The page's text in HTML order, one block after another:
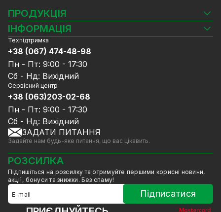
ПРОДУКЦІЯ
Камери відеоспостереження
Відеореєстратори
Комплекти відеоспостереження
СКУД
Джерела живлення
Мережеве обладнання
Ноутбуки та комп'ютери
Аксесуари
Акції
Знижені в ціні товари
GreenVision знижки
Мерч від GreenVision
Товари для дому
Товари зняті з виробництва
ІНФОРМАЦІЯ
Блог
Доставка та оплата
Гарантія та Сервісне обслуговування
Політика конфіденційності
Договір публічної оферти
Співпраця
Послуги
Калькулятор розрахунку обсягу HDD
Техпідтримка
+38 (067) 474-48-98
Пн - Пт: 9:00 - 17:30
Сб - Нд: Вихідний
Сервісний центр
+38 (063)203-02-68
Пн - Пт: 9:00 - 17:30
Сб - Нд: Вихідний
ЗАДАТИ ПИТАННЯ
Задайте нам будь-яке питання, що вас цікавить.
РОЗСИЛКА
Підпишіться на розсилку та отримуйте першими корисні новини,
акції, бонуси та знижки. Без спаму!
Підписатися